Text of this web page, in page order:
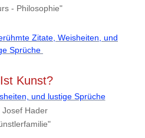
- Philosophie"
Zitate, Weisheiten, und
Sprüche
Kunst?
und lustige Sprüche
Josef Hader